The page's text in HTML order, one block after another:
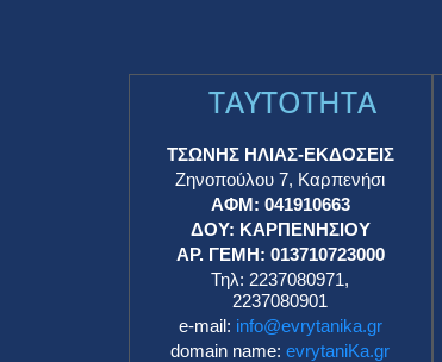
TAYTOTHTA
ΤΣΩΝΗΣ ΗΛΙΑΣ-ΕΚΔΟΣΕΙΣ
Ζηνοπούλου 7, Καρπενήσι
ΑΦΜ: 041910663
ΔΟΥ: ΚΑΡΠΕΝΗΣΙΟΥ
ΑΡ. ΓΕΜΗ: 013710723000
Τηλ: 2237080971,
2237080901
e-mail: info@evrytanika.gr
domain name:evrytaniKa.gr